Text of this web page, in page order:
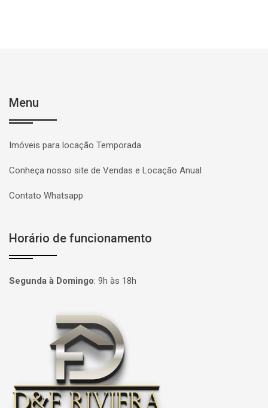
Menu
Imóveis para locação Temporada
Conheça nosso site de Vendas e Locação Anual
Contato Whatsapp
Horário de funcionamento
Segunda à Domingo: 9h às 18h
Página inicial